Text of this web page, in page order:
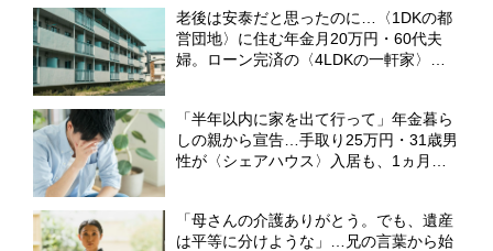
老後は安泰だと思ったのに…〈1DKの都
営団地〉に住む年金月20万円・60代夫
婦。ローン完済の〈4LDKの一軒家〉を
「半年以内に家を出て行って」年金暮ら
しの親から宣告…手取り25万円・31歳男
性が〈シェアハウス〉入居も、1ヵ月で
「母さんの介護ありがとう。でも、遺産
は平等に分けような」…兄の言葉から始